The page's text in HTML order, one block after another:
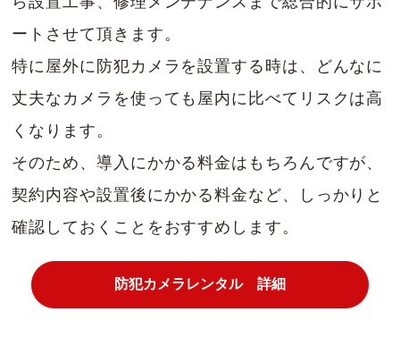
ートさせて頂きます。
特に屋外に防犯カメラを設置する時は、どんなに
丈夫なカメラを使っても屋内に比べてリスクは高
くなります。
そのため、導入にかかる料金はもちろんですが、
契約内容や設置後にかかる料金など、しっかりと
確認しておくことをおすすめします。
防犯カメラレンタル 詳細